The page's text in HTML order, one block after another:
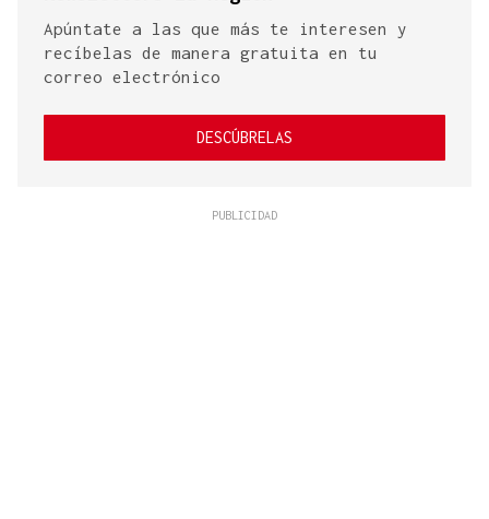
Apúntate a las que más te interesen y
recíbelas de manera gratuita en tu
correo electrónico
DESCÚBRELAS